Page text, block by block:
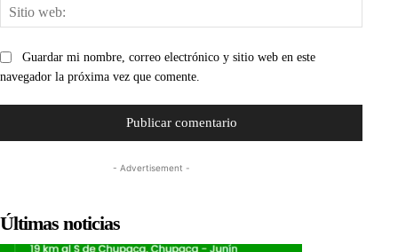
web:
Guardar mi nombre, correo electrónico y sitio web en este
navegador la próxima vez que comente.
- Advertisement -
Últimas noticias